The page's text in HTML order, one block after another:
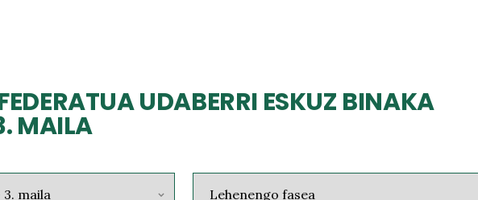
UDABERRI ESKUZ BINAKA
MAILA